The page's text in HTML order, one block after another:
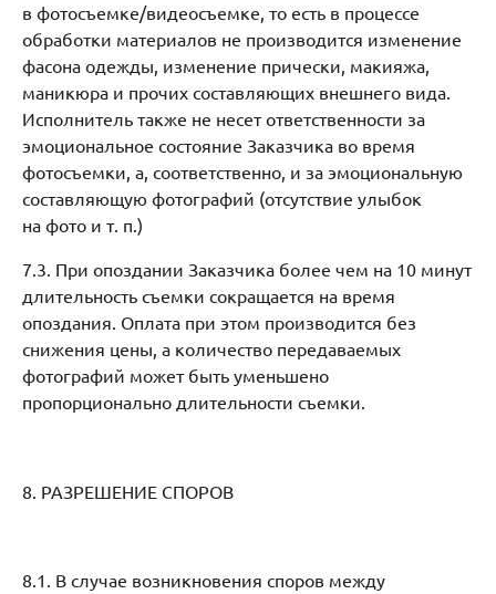
в фотосъемке/видеосъемке, то есть в процессе
обработки материалов не производится изменение
фасона одежды, изменение прически, макияжа,
маникюра и прочих составляющих внешнего вида.
Исполнитель также не несет ответственности за
эмоциональное состояние Заказчика во время
фотосъемки, а, соответственно, и за эмоциональную
составляющую фотографий (отсутствие улыбок
на фото и т. п.)
7.3. При опоздании Заказчика более чем на 10 минут
длительность съемки сокращается на время
опоздания. Оплата при этом производится без
снижения цены, а количество передаваемых
фотографий может быть уменьшено
пропорционально длительности съемки.
8. РАЗРЕШЕНИЕ СПОРОВ
8.1. В случае возникновения споров между